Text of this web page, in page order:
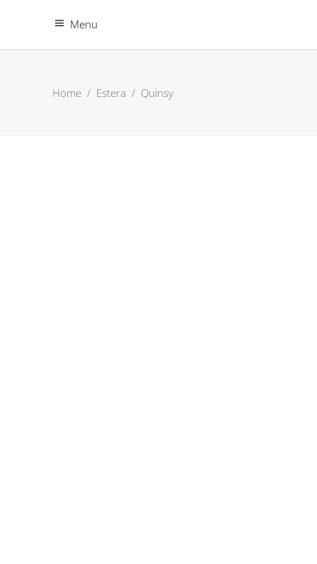
Menu
Home / Estera / Quinsy